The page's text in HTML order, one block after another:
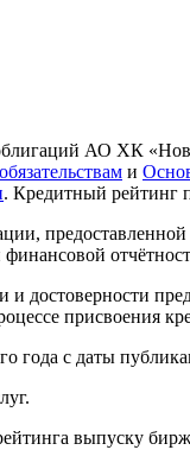
АО ХК
и
. Кредитный рейтинг
финансовой
достоверности
присвоения
года с даты
выпуску